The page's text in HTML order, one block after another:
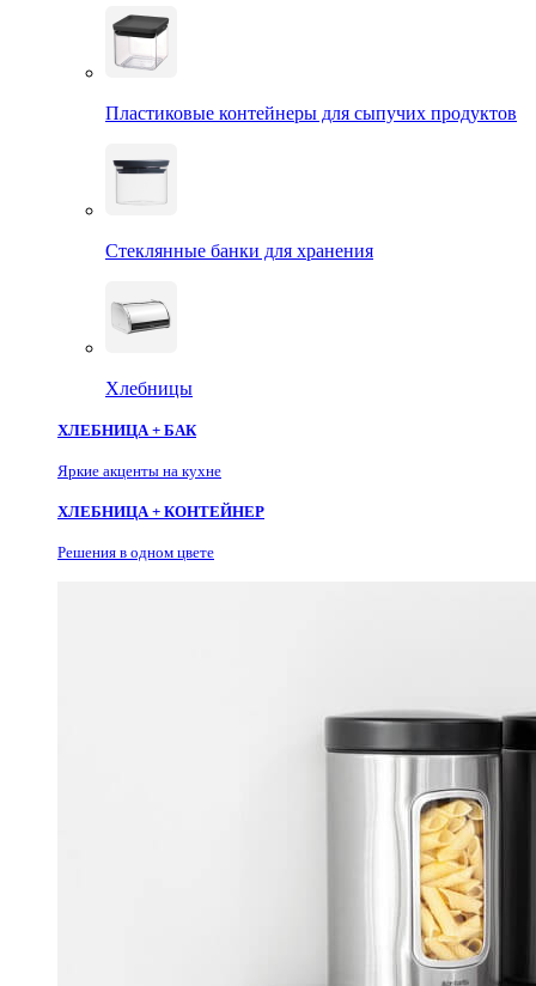
Пластиковые контейнеры для сыпучих продуктов
Стеклянные банки для хранения
Хлебницы
ХЛЕБНИЦА + БАК
Яркие акценты на кухне
ХЛЕБНИЦА + КОНТЕЙНЕР
Решения в одном цвете